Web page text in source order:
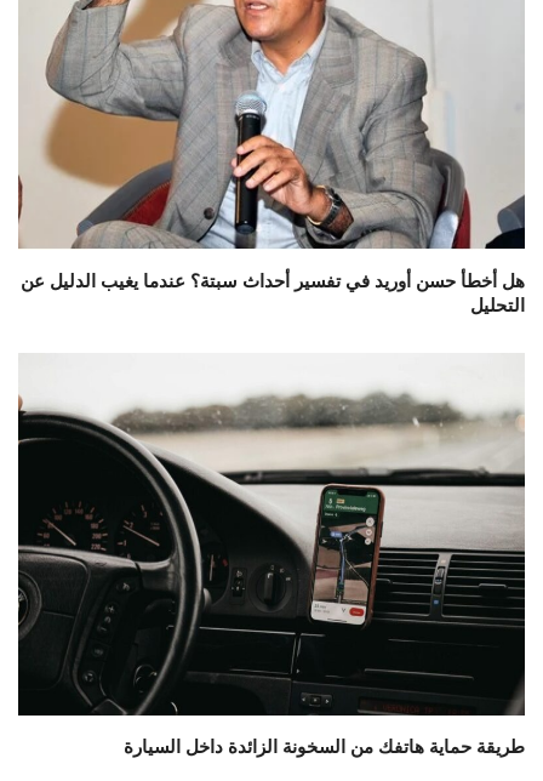
هل أخطأ حسن أوريد في تفسير أحداث سبتة؟ عندما يغيب الدليل عن
التحليل
طريقة حماية هاتفك من السخونة الزائدة داخل السيارة